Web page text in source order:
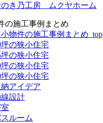
き乃工房 ムクヤホーム
の施工事例まとめ
物件の施工事例まとめ_top
坪の狭小住宅
坪の狭小住宅
坪の狭小住宅
坪の狭小住宅
アイデア
設計
ルーム